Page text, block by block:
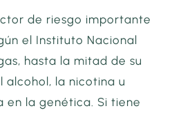
de riesgo importante
el Instituto Nacional
hasta la mitad de su
alcohol, la nicotina u
en la genética. Si tiene